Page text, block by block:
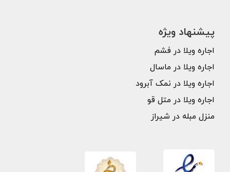
پیشنهاد ویژه
اجاره ویلا در فشم
اجاره ویلا در ماسال
اجاره ویلا در نمک آبرود
اجاره ویلا در متل قو
منزل مبله در شیراز